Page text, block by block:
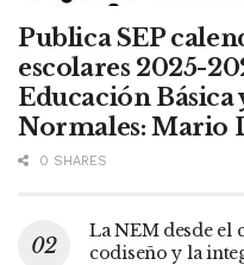
Publica SEP
escolares 2025-
Educación Básica
Normales: Mario
0 SHARES
La NEM desde
codiseño y la